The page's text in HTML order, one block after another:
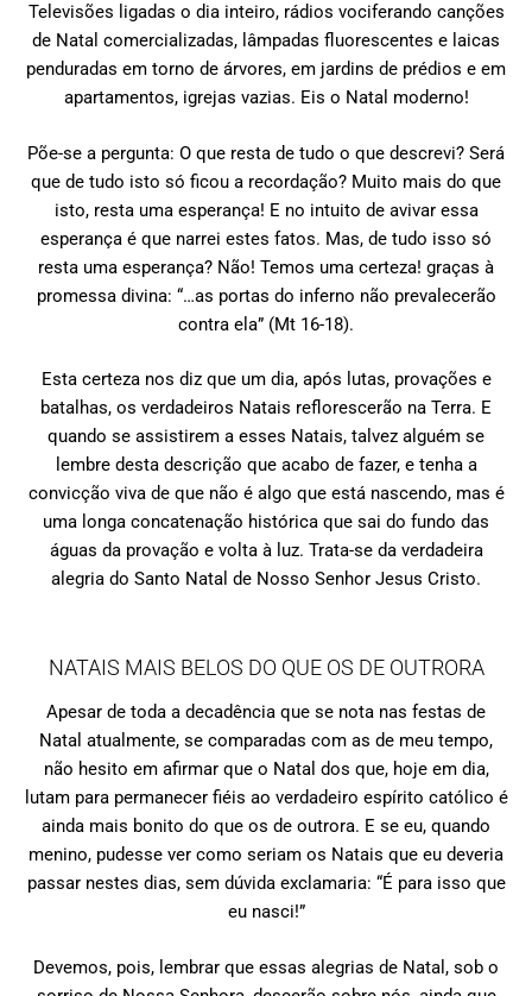
Televisões ligadas o dia inteiro, rádios vociferando canções
de Natal comercializadas, lâmpadas fluorescentes e laicas
penduradas em torno de árvores, em jardins de prédios e em
apartamentos, igrejas vazias. Eis o Natal moderno!
Põe-se a pergunta: O que resta de tudo o que descrevi? Será
que de tudo isto só ficou a recordação? Muito mais do que
isto, resta uma esperança! E no intuito de avivar essa
esperança é que narrei estes fatos. Mas, de tudo isso só
resta uma esperança? Não! Temos uma certeza! graças à
promessa divina: “…as portas do inferno não prevalecerão
contra ela” (Mt 16-18).
Esta certeza nos diz que um dia, após lutas, provações e
batalhas, os verdadeiros Natais reflorescerão na Terra. E
quando se assistirem a esses Natais, talvez alguém se
lembre desta descrição que acabo de fazer, e tenha a
convicção viva de que não é algo que está nascendo, mas é
uma longa concatenação histórica que sai do fundo das
águas da provação e volta à luz. Trata-se da verdadeira
alegria do Santo Natal de Nosso Senhor Jesus Cristo.
NATAIS MAIS BELOS DO QUE OS DE OUTRORA
Apesar de toda a decadência que se nota nas festas de
Natal atualmente, se comparadas com as de meu tempo,
não hesito em afirmar que o Natal dos que, hoje em dia,
lutam para permanecer fiéis ao verdadeiro espírito católico é
ainda mais bonito do que os de outrora. E se eu, quando
menino, pudesse ver como seriam os Natais que eu deveria
passar nestes dias, sem dúvida exclamaria: “É para isso que
eu nasci!”
Devemos, pois, lembrar que essas alegrias de Natal, sob o